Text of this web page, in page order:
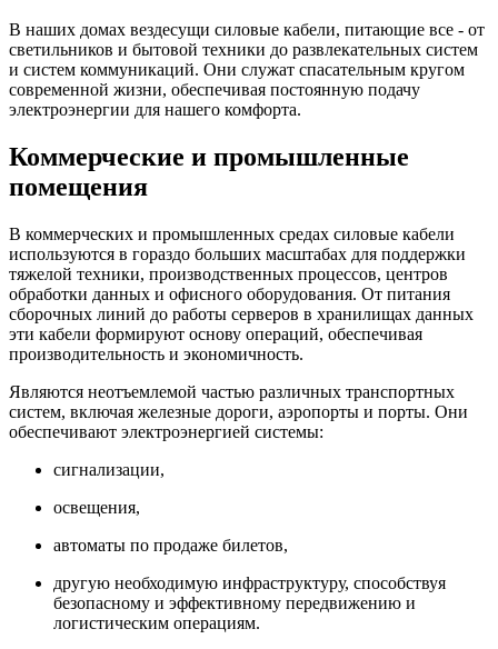
В наших домах вездесущи силовые кабели, питающие все - от
светильников и бытовой техники до развлекательных систем
и систем коммуникаций. Они служат спасательным кругом
современной жизни, обеспечивая постоянную подачу
электроэнергии для нашего комфорта.
Коммерческие и промышленные
помещения
В коммерческих и промышленных средах силовые кабели
используются в гораздо больших масштабах для поддержки
тяжелой техники, производственных процессов, центров
обработки данных и офисного оборудования. От питания
сборочных линий до работы серверов в хранилищах данных
эти кабели формируют основу операций, обеспечивая
производительность и экономичность.
Являются неотъемлемой частью различных транспортных
систем, включая железные дороги, аэропорты и порты. Они
обеспечивают электроэнергией системы:
сигнализации,
освещения,
автоматы по продаже билетов,
другую необходимую инфраструктуру, способствуя
безопасному и эффективному передвижению и
логистическим операциям.